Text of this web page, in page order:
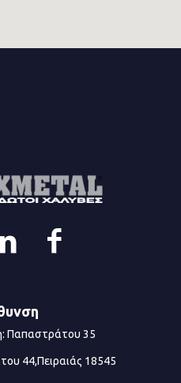
Παπαστράτου 35
44,Πειραιάς 18545